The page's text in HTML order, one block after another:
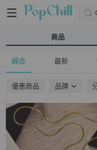
商品
綜合 最新
優惠商品 品牌